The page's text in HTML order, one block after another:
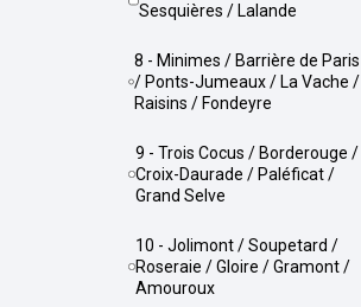
Sesquières / Lalande
8 - Minimes / Barrière de Paris
/ Ponts-Jumeaux / La Vache /
Raisins / Fondeyre
9 - Trois Cocus / Borderouge /
Croix-Daurade / Paléficat /
Grand Selve
10 - Jolimont / Soupetard /
Roseraie / Gloire / Gramont /
Amouroux